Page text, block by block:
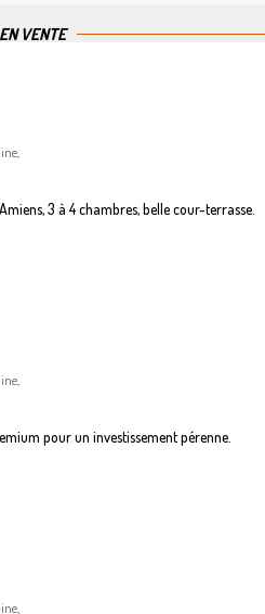
VENTE
3 à 4 chambres, belle cour-terrasse.
pour un investissement pérenne.